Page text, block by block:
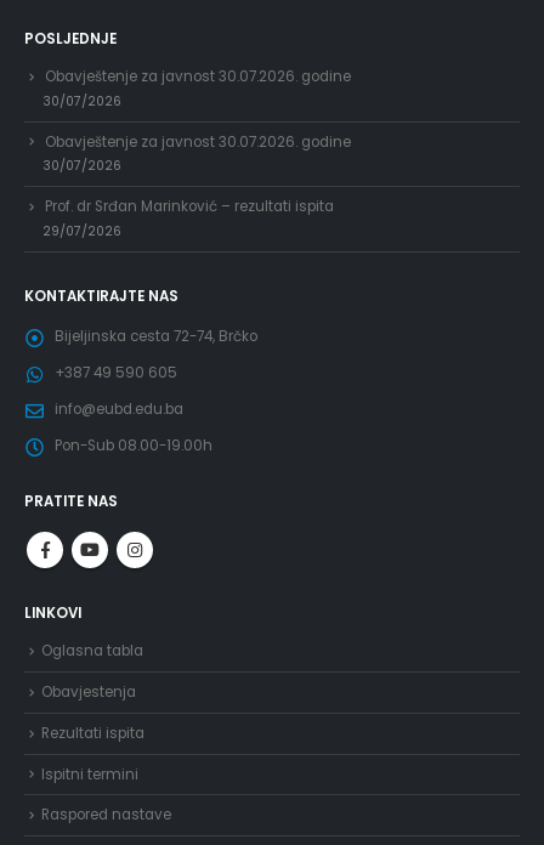
POSLJEDNJE
Obavještenje za javnost 30.07.2026. godine
30/07/2026
Obavještenje za javnost 30.07.2026. godine
30/07/2026
Prof. dr Srđan Marinković – rezultati ispita
29/07/2026
KONTAKTIRAJTE NAS
Bijeljinska cesta 72-74, Brčko
+387 49 590 605
info@eubd.edu.ba
Pon-Sub 08.00-19.00h
PRATITE NAS
LINKOVI
Oglasna tabla
Obavjestenja
Rezultati ispita
Ispitni termini
Raspored nastave